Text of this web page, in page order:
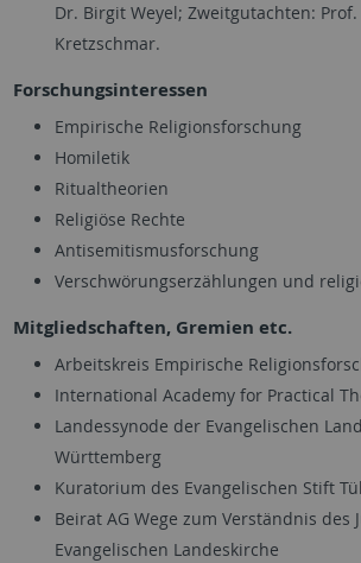
Dr. Birgit Weyel; Zweitgutachten:
Kretzschmar.
Forschungsinteressen
Empirische Religionsforschung
Homiletik
Ritualtheorien
Religiöse Rechte
Antisemitismusforschung
Verschwörungserzählungen und
Mitgliedschaften, Gremien etc.
Arbeitskreis Empirische
International Academy for Practical
Landessynode der Evangelischen
Württemberg
Kuratorium des Evangelischen Stift
Beirat AG Wege zum Verständnis des
Evangelischen Landeskirche